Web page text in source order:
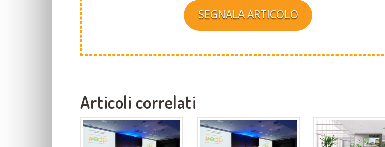
SEGNALA ARTICOLO
Articoli correlati